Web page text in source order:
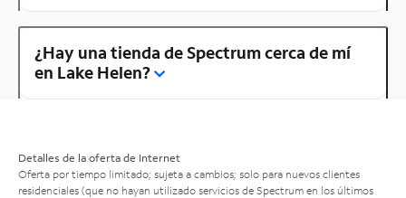
¿Hay una tienda de Spectrum cerca de mí
en Lake Helen?
Detalles de la oferta de Internet
Oferta por tiempo limitado; sujeta a cambios; solo para nuevos clientes
residenciales (que no hayan utilizado servicios de Spectrum en los últimos